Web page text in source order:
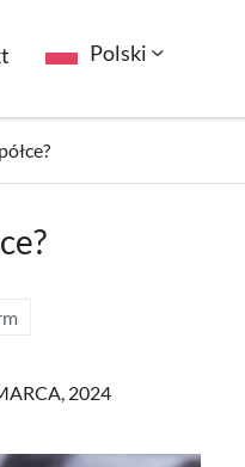
Polski
2024